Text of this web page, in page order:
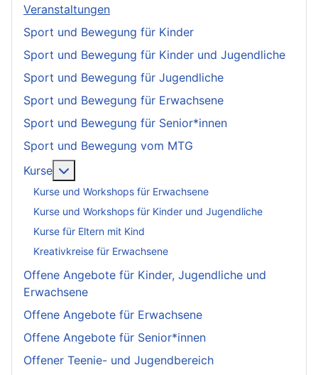
Veranstaltungen
Sport und Bewegung für Kinder
Sport und Bewegung für Kinder und Jugendliche
Sport und Bewegung für Jugendliche
Sport und Bewegung für Erwachsene
Sport und Bewegung für Senior*innen
Sport und Bewegung vom MTG
Kurse
Kurse und Workshops für Erwachsene
Kurse und Workshops für Kinder und Jugendliche
Kurse für Eltern mit Kind
Kreativkreise für Erwachsene
Offene Angebote für Kinder, Jugendliche und
Erwachsene
Offene Angebote für Erwachsene
Offene Angebote für Senior*innen
Offener Teenie- und Jugendbereich